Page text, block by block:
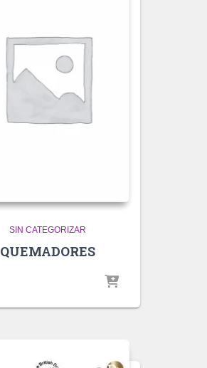
SIN CATEGORIZAR
QUEMADORES